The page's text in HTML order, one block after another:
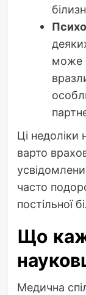
може
Ці недоліки
варто
часто
постільної
Що
Медична